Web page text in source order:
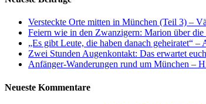
Versteckte Orte mitten in München (Teil 3) –
Feiern wie in den Zwanzigern: Marion über
„Es gibt Leute, die haben danach geheiratet“
Zwei Stunden Augenkontakt: Das erwartet
Anfänger-Wanderungen rund um München –
Neueste Kommentare